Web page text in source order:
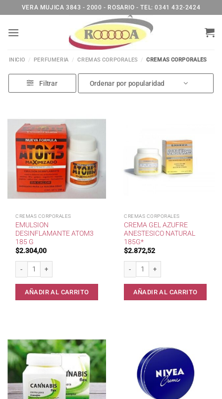
al
contenido
VERA MUJICA 3843 - 2000 - ROSARIO - TEL: 0341 432-2424
INICIO / PERFUMERIA / CREMAS CORPORALES / CREMAS CORPORALES
Filtrar
CREMAS CORPORALES
EMULSION
DESINFLAMANTE ATOM3
185 G
$2.304,00
AÑADIR AL CARRITO
CREMAS CORPORALES
CREMA GEL AZUFRE
ANESTESICO NATURAL
185G*
$2.872,52
AÑADIR AL CARRITO